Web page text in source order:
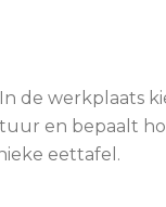
de werkplaats
en bepaalt
eettafel.